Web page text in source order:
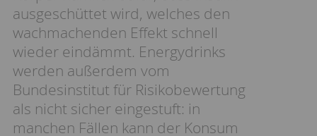
ausgeschüttet wird, welches den
wachmachenden Effekt schnell
wieder eindämmt. Energydrinks
werden außerdem vom
Bundesinstitut für Risikobewertung
als nicht sicher eingestuft: in
manchen Fällen kann der Konsum